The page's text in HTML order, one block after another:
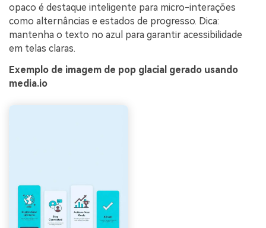
opaco é destaque inteligente para micro-interações
como alternâncias e estados de progresso. Dica:
mantenha o texto no azul para garantir acessibilidade
em telas claras.
Exemplo de imagem de pop glacial gerado usando
media.io